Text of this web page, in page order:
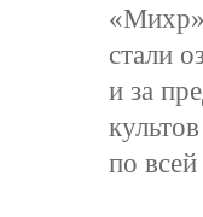
стали
и за
по